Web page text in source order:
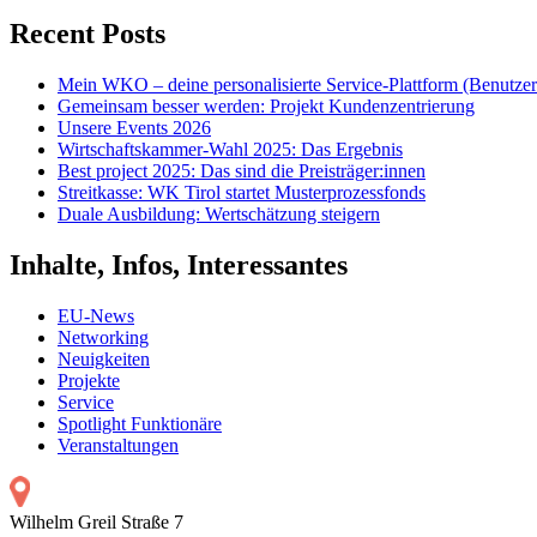
Recent Posts
Mein WKO – deine personalisierte Service-Plattform
Gemeinsam besser werden: Projekt Kundenzentrierung
Unsere Events 2026
Wirtschaftskammer-Wahl 2025: Das Ergebnis
Best project 2025: Das sind die Preisträger:innen
Streitkasse: WK Tirol startet Musterprozessfonds
Duale Ausbildung: Wertschätzung steigern
Inhalte, Infos, Interessantes
EU-News
Networking
Neuigkeiten
Projekte
Service
Spotlight Funktionäre
Veranstaltungen
Wilhelm Greil Straße 7